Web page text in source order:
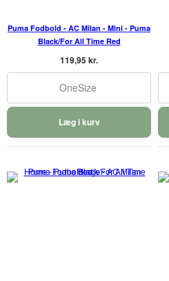
Puma Fodbold - AC Milan - Mini - Puma
Black/For All Time Red
119,95 kr.
OneSize
Læg i kurv